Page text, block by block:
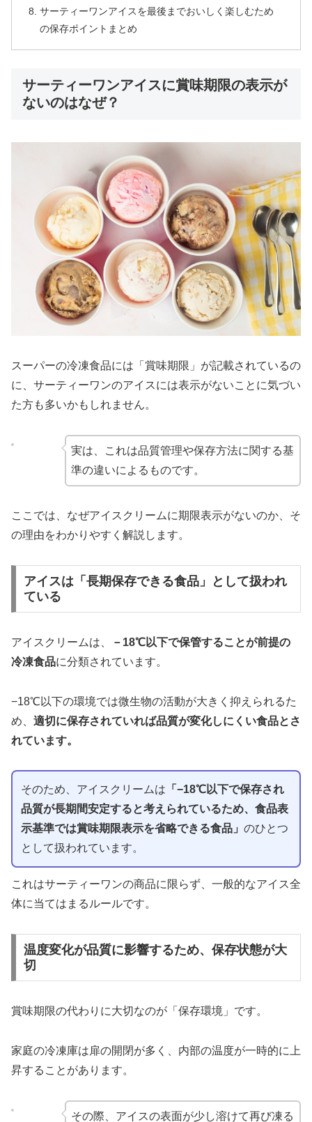
サーティーワンアイスを最後までおいしく楽しむため
の保存ポイントまとめ
サーティーワンアイスに賞味期限の表示が
ないのはなぜ？
スーパーの冷凍食品には「賞味期限」が記載されているの
に、サーティーワンのアイスには表示がないことに気づい
た方も多いかもしれません。
実は、これは品質管理や保存方法に関する基
準の違いによるものです。
ここでは、なぜアイスクリームに期限表示がないのか、そ
の理由をわかりやすく解説します。
アイスは「長期保存できる食品」として扱われ
ている
アイスクリームは、
－18℃以下で保管することが前提の
冷凍食品に分類されています。
−18℃以下の環境では微生物の活動が大きく抑えられるた
め、 適切に保存されていれば品質が変化しにくい食品とさ
れています。
そのため、アイスクリームは 「−18℃以下で保存され
品質が長期間安定すると考えられているため、食品表
示基準では賞味期限表示を省略できる食品」 のひとつ
として扱われています。
これはサーティーワンの商品に限らず、一般的なアイス全
体に当てはまるルールです。
温度変化が品質に影響するため、保存状態が大
切
賞味期限の代わりに大切なのが「保存環境」です。
家庭の冷凍庫は扉の開閉が多く、内部の温度が一時的に上
昇することがあります。
その際、アイスの表面が少し溶けて再び凍る